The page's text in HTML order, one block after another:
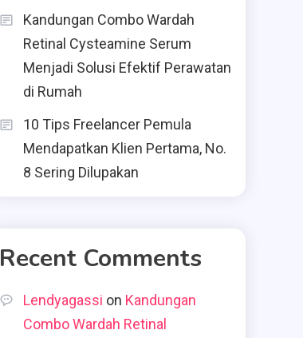
Kandungan Combo Wardah
Retinal Cysteamine Serum
Menjadi Solusi Efektif Perawatan
di Rumah
10 Tips Freelancer Pemula
Mendapatkan Klien Pertama, No.
8 Sering Dilupakan
Recent Comments
Lendyagassi on Kandungan
Combo Wardah Retinal